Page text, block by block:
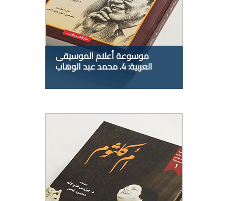
موسوعة أعلام الموسيقى
العربية: 4. محمد عبد الوهاب